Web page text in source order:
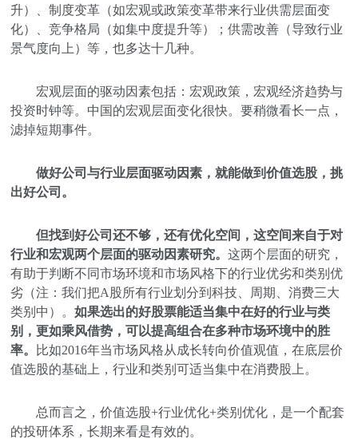
升）、制度变革（如宏观或政策变革带来行业供需层面变
化）、竞争格局（如集中度提升等）；供需改善（导致行业
景气度向上）等，也多达十几种。
宏观层面的驱动因素包括：宏观政策，宏观经济趋势与
投资时钟等。中国的宏观层面变化很快。要稍微看长一点，
滤掉短期事件。
做好公司与行业层面驱动因素，就能做到价值选股，挑
出好公司。
但找到好公司还不够，还有优化空间，这空间来自于对
行业和宏观两个层面的驱动因素研究。这两个层面的研究，
有助于判断不同市场环境和市场风格下的行业优劣和类别优
劣（注：我们把A股所有行业划分到科技、周期、消费三大
类别中）。如果选出的好股票能适当集中在好的行业与类
别，更如乘风借势，可以提高组合在多种市场环境中的胜
率。 比如2016年当市场风格从成长转向价值观值，在底层价
值选股的基础上，行业和类别可适当集中在消费股上。
总而言之，价值选股+行业优化+类别优化，是一个配套
的投研体系，长期来看是有效的。